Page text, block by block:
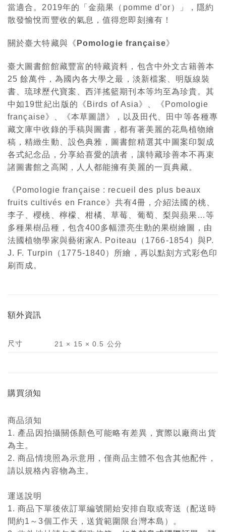
當適合。2019年的「金蘋果（pomme d’or）」，隱約
散發愉悅而豐收的氣息，值得您即刻擁有！
關於臺大特藏與《Pomologie française》
臺大圖書館館藏豐富的特藏資料，包含中外文古籍善本
25 餘萬件，為國內各大學之最，淡新檔案、明版線裝
書、琉球歷代寶案、西洋搖籃期刊本等均至為珍貴。其
中如19世紀出版的《Birds of Asia》、《Pomologie
française》、《本草圖譜》，以及田代、田中等各種專
藏文庫中收錄的手稿與圖書，都有著美麗的花鳥植物繪
稿，精緻生動、設色典雅，圖書館精選其中圖案印製成
各式紀念品，分享給喜愛的讀者，讓特藏珍善本不再束
諸圖書館之高閣，人人都能擁有美麗的一頁典藏。
《Pomologie française : recueil des plus beaux
fruits cultivés en France》共有4冊，介紹法國的桃、
李子、櫻桃、檸檬、柑橘、草莓、葡萄、梨與蘋果…等
多種果樹品種，包含400多幅漂亮生動的果樹繪圖，由
法國植物學家與藝術家A. Poiteau（1766-1854）與P.
J. F. Turpin（1775-1840）所繪，再以點刻方式彩色印
刷而成。
額外資訊
尺寸 21 × 15 × 0.5 公分
購買須知
商品須知
1. 產品因拍攝關係顏色可能略有差異，實際以廠商出貨
為主。
2. 商品情境照為示意用，僅商品主體不包含其他配件，
請以規格內容物為主。
運送說明
1. 商品下單後依訂單編號開始安排自取或寄送（配送時
間約1～3個工作天，送貨範圍限台灣本島）。